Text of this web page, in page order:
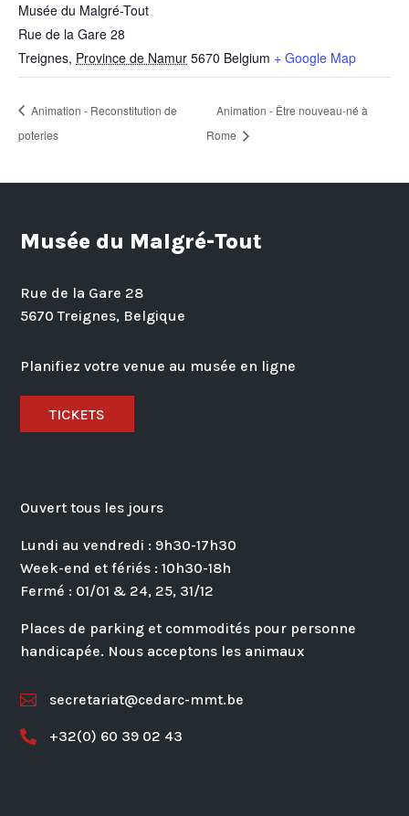
Musée du Malgré-Tout
Rue de la Gare 28
Treignes, Province de Namur 5670 Belgium + Google Map
Animation - Reconstitution de
poteries
Animation - Être nouveau-né à
Rome
Musée du Malgré-Tout
Rue de la Gare 28
5670 Treignes, Belgique
Planifiez votre venue au musée en ligne
TICKETS
Ouvert tous les jours
Lundi au vendredi : 9h30-17h30
Week-end et fériés : 10h30-18h
Fermé : 01/01 & 24, 25, 31/12
Places de parking et commodités pour personne
handicapée. Nous acceptons les animaux
 secretariat@cedarc-mmt.be
 +32(0) 60 39 02 43